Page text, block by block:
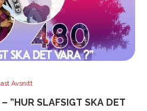
Avsnitt
”HUR SLAFSIGT SKA DET